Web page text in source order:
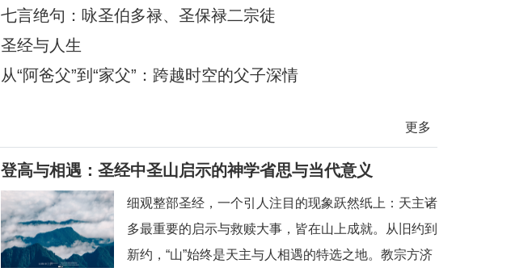
七言绝句：咏圣伯多禄、圣保禄二宗徒
圣经与人生
从“阿爸父”到“家父”：跨越时空的父子深情
更多
登高与相遇：圣经中圣山启示的神学省思与当代意义
细观整部圣经，一个引人注目的现象跃然纸上：天主诸
多最重要的启示与救赎大事，皆在山上成就。从旧约到
新约，“山”始终是天主与人相遇的特选之地。教宗方济